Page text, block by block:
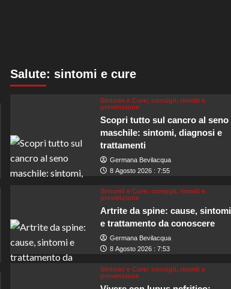
Salute: sintomi e cure
Sintomi e Cure: consigli, rimedi e
prevenzione
Scopri tutto sul cancro al seno
maschile: sintomi, diagnosi e
trattamenti
Germana Bevilacqua
8 Agosto 2026 : 7:55
Sintomi e Cure: consigli, rimedi e
prevenzione
Artrite da spine: cause, sintomi
e trattamento da conoscere
Germana Bevilacqua
8 Agosto 2026 : 7:53
Sintomi e Cure: consigli, rimedi e
prevenzione